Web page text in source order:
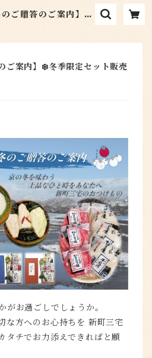
のご贈答のご案内】❄️
ショップ
ご案内】❄️冬季限定セット販売
がお過ごしでしょうか。
な方へのお心持ちを 新町三宅
タチでお力添えできればと願